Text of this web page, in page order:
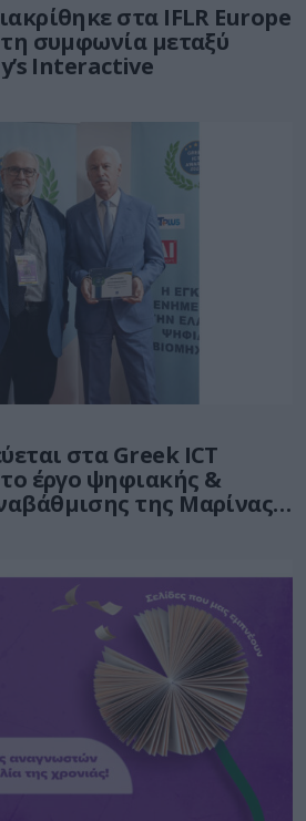
στα IFLR Europe
συμφωνία μεταξύ
Interactive
στα Greek ICT
έργο ψηφιακής &
της Μαρίνας